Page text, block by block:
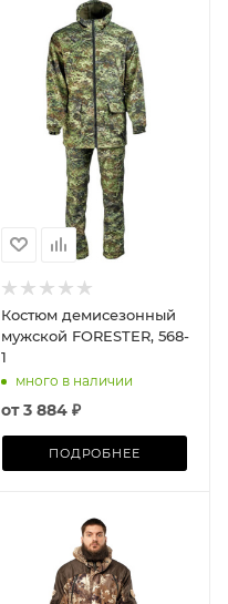
Костюм демисезонный
мужской FORESTER, 568-
1
много в наличии
от3 884 ₽
ПОДРОБНЕЕ